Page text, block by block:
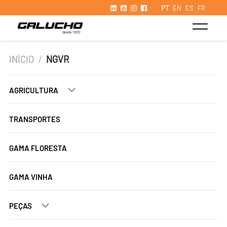
PT EN ES FR
INÍCIO / NGVR
AGRICULTURA
TRANSPORTES
GAMA FLORESTA
GAMA VINHA
PEÇAS